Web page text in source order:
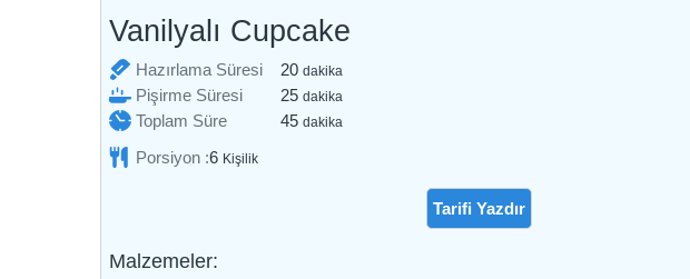
Vanilyalı Cupcake
Hazırlama Süresi 20dakika
dakika
Pişirme Süresi 25dakika
dakika
Toplam Süre 45dakika
dakika
Porsiyon :6 Kişilik
Tarifi Yazdır
Malzemeler: